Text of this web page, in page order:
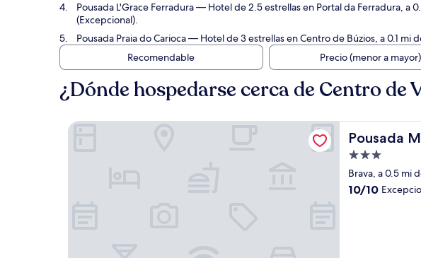
Pousada L'Grace Ferradura— Hotel de 2.5 estrellas en Portal da Ferradura, a
(Excepcional).
Pousada Praia do Carioca— Hotel de 3 estrellas en Centro de Búzios, a 0.1 mi
Recomendable
Precio (menor a mayor)
¿Dónde hospedarse cerca de Centro de
Pousada
Pousada
Propiedad
de
3.0
Brava, a 0.5 mi
10.0
10/10
Pousada Martito